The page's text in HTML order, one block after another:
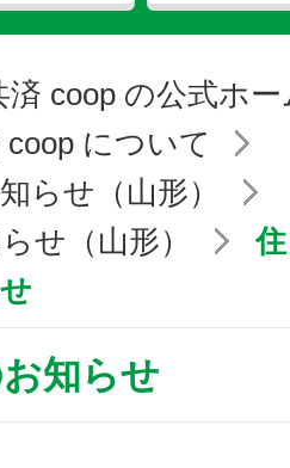
済 coop の公式ホ
について
らせ（山形）
せ（山形）
知らせ